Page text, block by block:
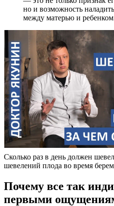
но и возможность
между матерью и
Сколько раз в день должен
шевелений плода во время
Почему все так
первыми